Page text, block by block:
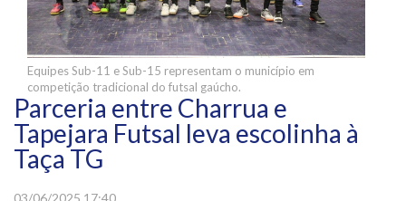
Equipes Sub-11 e Sub-15 representam o município em
competição tradicional do futsal gaúcho.
Parceria entre Charrua e
Tapejara Futsal leva escolinha à
Taça TG